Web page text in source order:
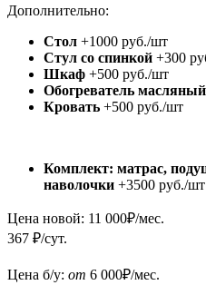
Дополнительно:
Стол +1000 руб./шт
Стул со спинкой +300
Шкаф +500 руб./шт
Обогреватель масляный
Кровать +500 руб./шт
Комплект: матрас,
наволочки +3500 руб./шт
Цена новой: 11 000₽/мес.
367 ₽/сут.
Цена б/у: от 6 000₽/мес.